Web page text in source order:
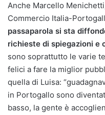
Anche Marcello
Commercio Italia-
passaparola si sta
richieste di spiegazioni e
sono soprattutto le varie
felici a fare la miglior
quella di Luisa:
in Portogallo sono
basso, la gente è